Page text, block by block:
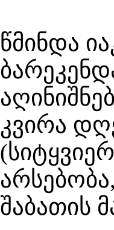
წმინდა
კვირა
შაბათის